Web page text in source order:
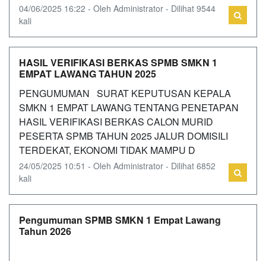
04/06/2025 16:22 - Oleh Administrator - Dilihat 9544
kali
HASIL VERIFIKASI BERKAS SPMB SMKN 1
EMPAT LAWANG TAHUN 2025
PENGUMUMAN SURAT KEPUTUSAN KEPALA
SMKN 1 EMPAT LAWANG TENTANG PENETAPAN
HASIL VERIFIKASI BERKAS CALON MURID
PESERTA SPMB TAHUN 2025 JALUR DOMISILI
TERDEKAT, EKONOMI TIDAK MAMPU D
24/05/2025 10:51 - Oleh Administrator - Dilihat 6852
kali
Pengumuman SPMB SMKN 1 Empat Lawang
Tahun 2026